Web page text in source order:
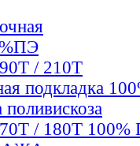
/ 210Т
подкладка
/ 180Т 100%